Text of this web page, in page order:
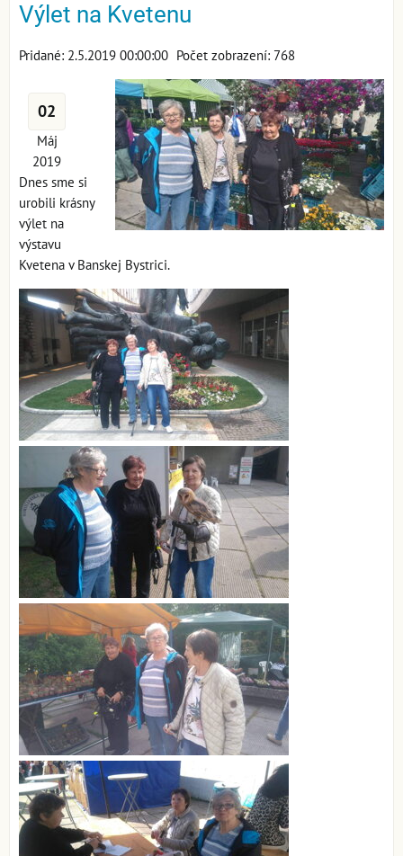
Výlet na Kvetenu
Pridané: 2.5.2019 00:00:00 Počet zobrazení: 768
02
Máj
2019
Dnes sme si
urobili krásny
výlet na
výstavu
Kvetena v Banskej Bystrici.